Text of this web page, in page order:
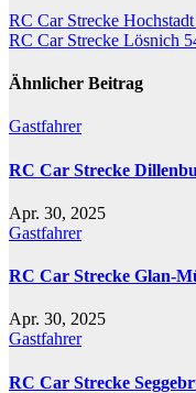
RC Car Strecke
RC Car Strecke Lösnich
Ähnlicher Beitrag
Gastfahrer
RC Car Strecke
Apr. 30, 2025
Gastfahrer
RC Car Strecke Glan-
Apr. 30, 2025
Gastfahrer
RC Car Strecke